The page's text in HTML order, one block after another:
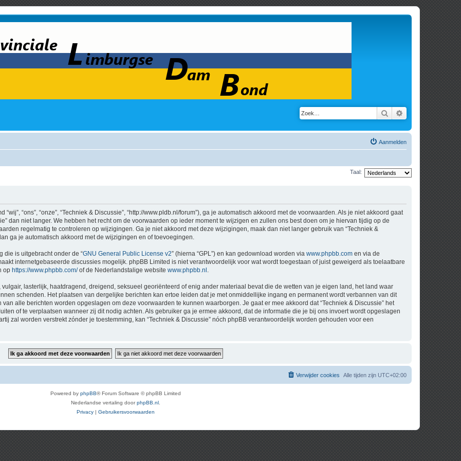
Zoek Uitgebreid zoeken
Aanmelden
Taal:
“ons”, “onze”, “Techniek & Discussie”, “http://www.pldb.nl/forum”), ga je automatisch akkoord met de voorwaarden. Als je niet akkoord gaat
dan niet langer. We hebben het recht om de voorwaarden op ieder moment te wijzigen en zullen ons best doen om je hiervan tijdig op de
regelmatig te controleren op wijzigingen. Ga je niet akkoord met deze wijzigingen, maak dan niet langer gebruik van “Techniek &
ga je automatisch akkoord met de wijzigingen en of toevoegingen.
die is uitgebracht onder de “GNU General Public License v2” (hierna “GPL”) en kan gedownload worden via www.phpbb.com en via de
internetgebaseerde discussies mogelijk. phpBB Limited is niet verantwoordelijk voor wat wordt toegestaan of juist geweigerd als toelaatbare
op https://www.phpbb.com/of de Nederlandstalige website www.phpbb.nl .
lasterlijk, haatdragend, dreigend, seksueel georiënteerd of enig ander materiaal bevat die de wetten van je eigen land, het land waar
schenden. Het plaatsen van dergelijke berichten kan ertoe leiden dat je met onmiddellijke ingang en permanent wordt verbannen van dit
alle berichten worden opgeslagen om deze voorwaarden te kunnen waarborgen. Je gaat er mee akkoord dat “Techniek & Discussie” het
of te verplaatsen wanneer zij dit nodig achten. Als gebruiker ga je ermee akkoord, dat de informatie die je bij ons invoert wordt opgeslagen
zal worden verstrekt zónder je toestemming, kan “Techniek & Discussie” nóch phpBB verantwoordelijk worden gehouden voor een
Alle tijden zijn UTC+02:00
Verwijder cookies
Powered by phpBB® Forum Software © phpBB Limited
Nederlandse vertaling doorphpBB.nl
Privacy | Gebruikersvoorwaarden